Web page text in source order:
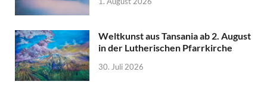
Weltkunst aus Tansania ab 2. August
in der Lutherischen Pfarrkirche
30. Juli 2026